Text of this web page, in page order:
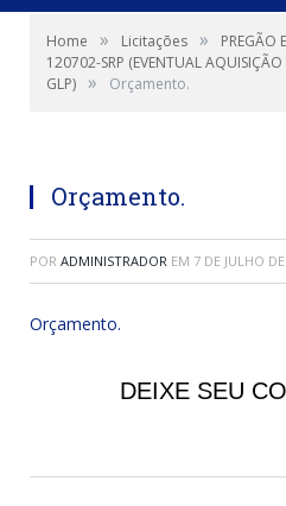
Home » Licitações »
PREGÃO
120702-SRP (EVENTUAL AQUISIÇÃO
GLP) » Orçamento.
Orçamento.
POR ADMINISTRADOR EM 7 DE JULHO
Orçamento.
DEIXE SEU